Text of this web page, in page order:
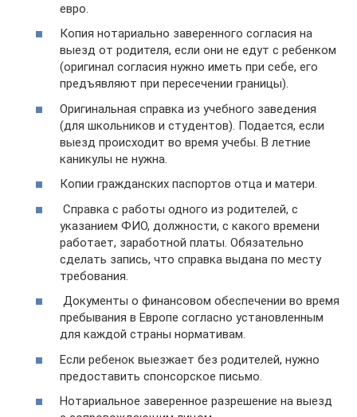
евро.
Копия нотариально заверенного согласия на
выезд от родителя, если они не едут с ребенком
(оригинал согласия нужно иметь при себе, его
предъявляют при пересечении границы).
Оригинальная справка из учебного заведения
(для школьников и студентов). Подается, если
выезд происходит во время учебы. В летние
каникулы не нужна.
Копии гражданских паспортов отца и матери.
Справка с работы одного из родителей, с
указанием ФИО, должности, с какого времени
работает, заработной платы. Обязательно
сделать запись, что справка выдана по месту
требования.
Документы о финансовом обеспечении во время
пребывания в Европе согласно установленным
для каждой страны нормативам.
Если ребенок выезжает без родителей, нужно
предоставить спонсорское письмо.
Нотариальное заверенное разрешение на выезд